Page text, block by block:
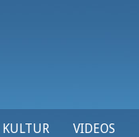
KULTUR VIDEOS